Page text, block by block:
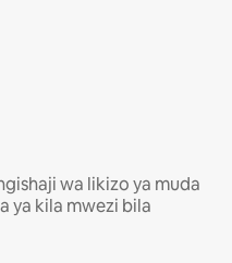
wa likizo ya muda
ya kila mwezi bila